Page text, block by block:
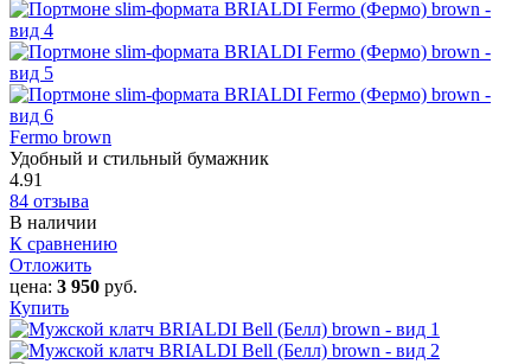
Fermo brown
Удобный и стильный бумажник
4.91
84 отзыва
В наличии
К сравнению
Отложить
цена: 3 950 руб.
Купить